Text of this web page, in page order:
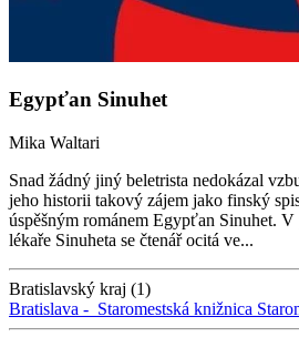
Egypťan Sinuhet
Mika Waltari
Snad žádný jiný beletrista nedokázal
jeho historii takový zájem jako finský
úspěšným románem Egypťan Sinuhet.
lékaře Sinuheta se čtenář ocitá ve...
Bratislavský kraj (1)
Bratislava - Staromestská knižnica